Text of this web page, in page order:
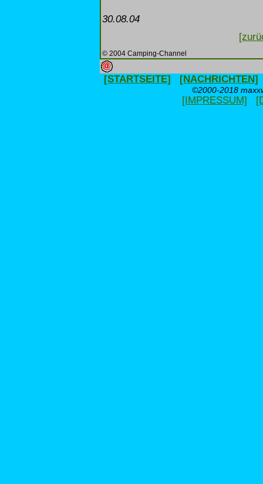
30.08.04
© 2004 Camping-Channel
[STARTSEITE] [NACHRICHTEN]
©2000-2018
[IMPRESSUM]